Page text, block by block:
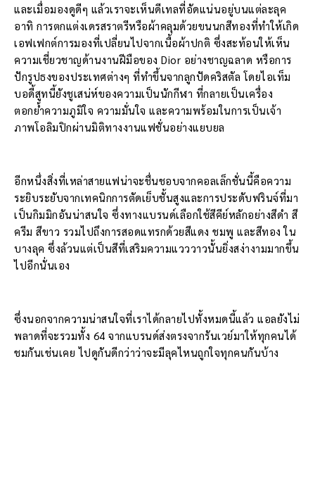
และเมื่อมองดูดีๆ แล้วเราจะเห็นดีเทลที่อัดแน่นอยู่บนแต่ละลุค
อาทิ การตกแต่งเดรสราตรีหรือผ้าคลุมด้วยขนนกสีทองที่ทำให้เกิด
เอฟเฟกต์การมองที่เปลี่ยนไปจากเนื้อผ้าปกติ ซึ่งสะท้อนให้เห็น
ความเชี่ยวชาญด้านงานฝีมือของ Dior อย่างชาญฉลาด หรือการ
ปักรูปธงของประเทศต่างๆ ที่ทำขึ้นจากลูกปัดคริสตัล โดยไอเท็ม
บอดี้สูทนี้ยังชูเสน่ห์ของความเป็นนักกีฬา ที่กลายเป็นเครื่อง
ตอกย้ำความภูมิใจ ความมั่นใจ และความพร้อมในการเป็นเจ้า
ภาพโอลิมปิกผ่านมิติทางงานแฟชั่นอย่างแยบยล
อีกหนึ่งสิ่งที่เหล่าสายแฟน่าจะชื่นชอบจากคอลเล็กชั่นนี้คือความ
ระยิบระยับจากเทคนิกการตัดเย็บชั้นสูงและการประดับฟรินจ์ที่มา
เป็นกิมมิกอันน่าสนใจ ซึ่งทางแบรนด์เลือกใช้สีคีย์หลักอย่างสีดำ สี
ครีม สีขาว รวมไปถึงการสอดแทรกด้วยสีแดง ชมพู และสีทอง ใน
บางลุค ซึ่งล้วนแต่เป็นสีที่เสริมความแวววาวนั้นยิ่งสง่างามมากขึ้น
ไปอีกนั่นเอง
ซึ่งนอกจากความน่าสนใจที่เราได้กลายไปทั้งหมดนี้แล้ว แอลยังไม่
พลาดที่จะรวมทั้ง 64 จากแบรนด์ส่งตรงจากรันเวย์มาให้ทุกคนได้
ชมกันเช่นเคย ไปดูกันดีกว่าว่าจะมีลุคไหนถูกใจทุกคนกันบ้าง